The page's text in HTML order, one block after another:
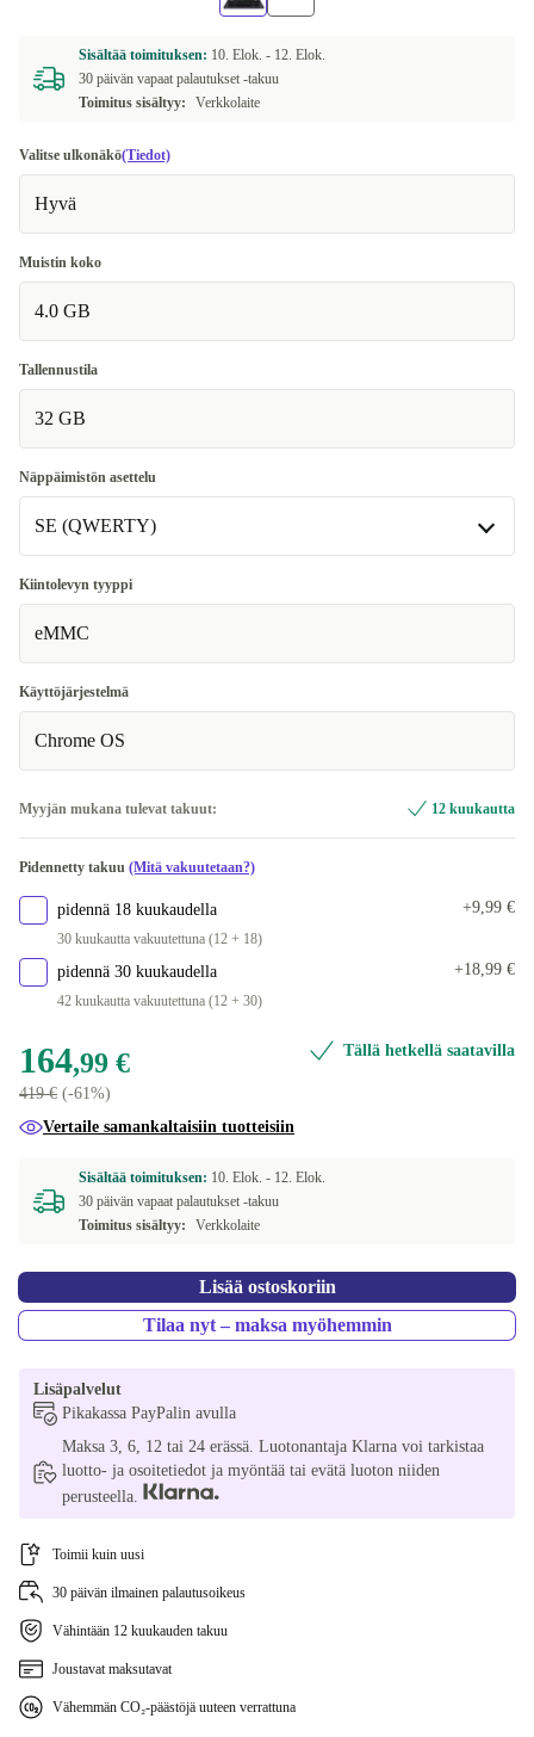
Sisältää toimituksen: 10. Elok. - 12. Elok.
30 päivän vapaat palautukset -takuu
Toimitus sisältyy:
Verkkolaite
Valitse ulkonäkö(Tiedot)
Hyvä
Muistin koko
4.0 GB
Tallennustila
32 GB
Näppäimistön asettelu
SE (QWERTY)
SE (QWERTY)
FR (AZERTY)
Kiintolevyn tyyppi
eMMC
Käyttöjärjestelmä
Chrome OS
Myyjän mukana tulevat takuut: 12 kuukautta
Pidennetty takuu (Mitä vakuutetaan?)
pidennä 18 kuukaudella
30 kuukautta vakuutettuna (12 + 18)
+9,99 €
pidennä 30 kuukaudella
42 kuukautta vakuutettuna (12 + 30)
+18,99 €
164,99 €
419 € (-61%)
Tällä hetkellä saatavilla
Vertaile samankaltaisiin tuotteisiin
Sisältää toimituksen: 10. Elok. - 12. Elok.
30 päivän vapaat palautukset -takuu
Toimitus sisältyy:
Verkkolaite
Lisää ostoskoriin
Tilaa nyt – maksa myöhemmin
Lisäpalvelut
Pikakassa PayPalin avulla
Maksa 3, 6, 12 tai 24 erässä. Luotonantaja Klarna voi tarkistaa
luotto- ja osoitetiedot ja myöntää tai evätä luoton niiden
perusteella.
Toimii kuin uusi
30 päivän ilmainen palautusoikeus
Vähintään 12 kuukauden takuu
Joustavat maksutavat
Vähemmän CO₂-päästöjä uuteen verrattuna